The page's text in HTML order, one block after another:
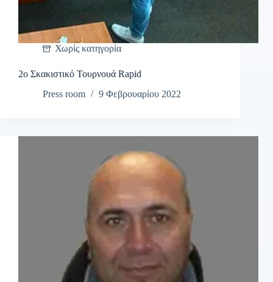
Χωρίς κατηγορία
2ο Σκακιστικό Τουρνουά Rapid
Press room
9 Φεβρουαρίου 2022